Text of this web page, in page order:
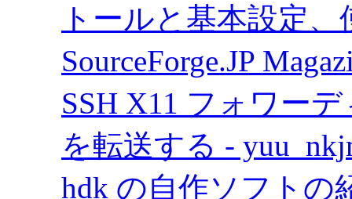
トールと基本設定、
SourceForge.JP
SSH X11 フォワー
を転送する -
hdk の自作ソフトの